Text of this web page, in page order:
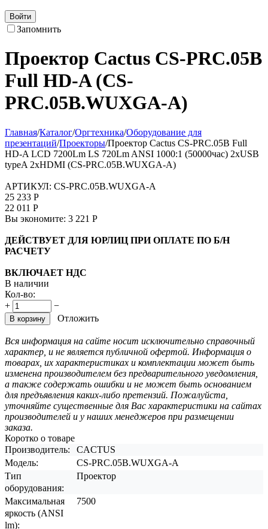
Войти
Запомнить
Проектор Cactus CS-PRC.05B
Full HD-A (CS-
PRC.05B.WUXGA-A)
Главная/Каталог/Оргтехника/Оборудование для
презентаций/Проекторы/Проектор Cactus CS-PRC.05B Full
HD-A LCD 7200Lm LS 720Lm ANSI 1000:1 (50000час) 2xUSB
typeA 2xHDMI (CS-PRC.05B.WUXGA-A)
АРТИКУЛ: CS-PRC.05B.WUXGA-A
25 233 Р
22 011 Р
Вы экономите: 3 221 Р
ДЕЙСТВУЕТ ДЛЯ ЮРЛИЦ ПРИ ОПЛАТЕ ПО Б/Н
РАСЧЕТУ
ВКЛЮЧАЕТ НДС
В наличии
Кол-во:
+
−
В корзину Отложить
Вся информация на сайте носит исключительно справочный
характер, и не является публичной офертой. Информация о
товарах, их характеристиках и комплектации может быть
изменена производителем без предварительного уведомления,
а также содержать ошибки и не может быть основанием
для предъявления каких-либо претензий. Пожалуйста,
уточняйте существенные для Вас характеристики на сайтах
производителей и у наших менеджеров при размещении
заказа.
Коротко о товаре
Производитель:
CACTUS
Модель:
CS-PRC.05B.WUXGA-A
Тип
оборудования:
Проектор
Максимальная
яркость (ANSI
lm):
7500